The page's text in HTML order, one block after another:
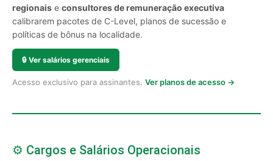
regionais e consultores de remuneração executiva
calibrarem pacotes de C-Level, planos de sucessão e
políticas de bônus na localidade.
🔒 Ver salários gerenciais
Acesso exclusivo para assinantes. Ver planos de acesso →
⚙️ Cargos e Salários Operacionais